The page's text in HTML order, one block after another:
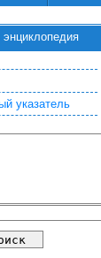
указатель